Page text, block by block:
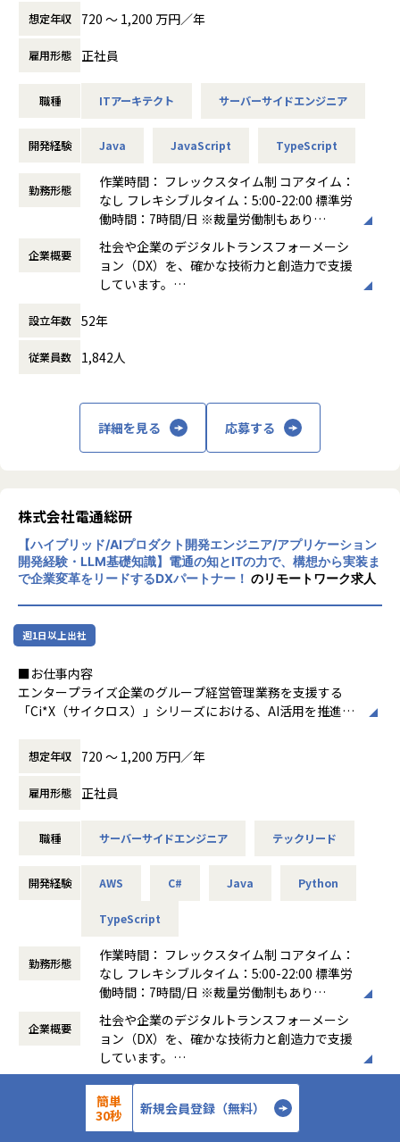
・iPLAssを利用する個別プロジェクトの支援
・iPLAss Cloud(※2)のサービス開発・提供
・その他、各プロジェクトの推進・品質向上に寄与する新規
製品・サービスの企画開発
※1：電通総研が主体となって開発するjavaベースのOSS ロ
金融機関、公共系、その他大手企業が提供するWebサー
※2：iPLAssをPaaSとして提供するサービスです。
・ローコード開発プラットフォームでありながらもエンター
プライズクラスの要件、複雑さに対応するための柔軟性・拡
張性を備えるものにするために、
技術力を磨くことができる
・自社開発の製品・プラットフォームなので、制約なくロー
レベルから自ら仕様・機能を策定し、開発を進めていくこと
・AWS等のクラウドが提供するサービス、各種業界標準仕様
(OIDC、WebAuthn、ODataなど)を汎化、使い勝手を飛躍的
に高める機能開発を通して、
ることができる
・大手企業の業務システムや一般コンシューマサービスの基
盤として利用されるプラットフォーム開発に携われる
■このポジションで目指せるキャリア
・ご本人の希望と適性により、アーキテクト、プロダクトオ
ーナー、プロダクトマネージャー、プロジェクトマネージャ
ーなどのキャリアを選択可能です。
・開発好きの方であれば、自ら製品企画し、プロダクトオー
ナー兼開発者として長く活躍することができます。
■組織の雰囲気
用性、それらをどのようにiPLAssや各プロジェクトに適用で
自らの手で実装・適用・検証するプロセスを回していま
・製品開発プロセスはアジャイルであり、階層構造ではなく
メンバーそれぞれが責任・裁量をもって推進しています。
■部門の組織・事業ビジョン/ミッション
クロスイノベーション本部 サービスプラットフォームセンタ
ーは、多様な業種・業界の顧客の事業課題を解決するべく、
プライムベンダーとして上流工程からアーキテクティング、
エンジニアリング、保守・運用までをワンストップで提供し
私たちのミッションは顧客への継続的な高付加価値の提供で
あり、顧客プロジェクトを支える製品やプラットフォームサ
ービスの提供はもとより、
複雑様化する顧客課題、短期化するデリバリーサイクル、旺
想定年収 720 〜 1,200 万円／年
雇用形態 正社員
職種 ITアーキテクト サーバーサイドエンジニア
開発経験 Java JavaScript TypeScript
勤務形態
作業時間： フレックスタイム制 コアタイム：
なし フレキシブルタイム：5:00-22:00 標準労
働時間：7時間/日 ※裁量労働制もあり
働き方：フルフレックス制
時間外労働の有無： 有（月平均10時間～30
時間）
休憩時間： 60分
企業概要
社会や企業のデジタルトランスフォーメーシ
ョン（DX）を、確かな技術力と創造力で支援
しています。
関や製造業のトップクラスの企業と直接取引
ョンを提供しています。
設立年数 52年
従業員数 1,842人
詳細を見る 応募する
株式会社電通総研
【ハイブリッド/AIプロダクト開発エンジニア/アプリケーション
開発経験・LLM基礎知識】電通の知とITの力で、構想から実装ま
で企業変革をリードするDXパートナー！ のリモートワーク求人
週1日以上出社
■お仕事内容
エンタープライズ企業のグループ経営管理業務を支援する
「Ci*X（サイクロス）」シリーズにおける、AI活用を推進す
LLMやエージェントなどのAI技術を組み合わせて活用した新
しい製品開発プロジェクトに、初期フェーズからご参画いた
だけます。
数名規模のアジャイル開発チームで、コミュニケーションを
う業務を、AIの力で一変させるという野心的な取り組みに、
・ステークホルダーからの要求収集、要件定義、折衝
・AI関連技術に関する情報収集、調査、PoC
・仕様や実現方式の検討、設計、実装
・AIを活用した開発、テスト
■このポジションの魅力
・AI技術そのものに対する経験が浅い場合でも、有識者の支
援を受けながら、段階的に成長していくことが可能です
・新技術の活用によって、良いプロダクトを作り、ユーザー
想定年収 720 〜 1,200 万円／年
雇用形態 正社員
職種 サーバーサイドエンジニア テックリード
開発経験 AWS C# Java Python
TypeScript
勤務形態
作業時間： フレックスタイム制 コアタイム：
なし フレキシブルタイム：5:00-22:00 標準労
働時間：7時間/日 ※裁量労働制もあり
働き方：フルフレックス制
時間外労働の有無： 有（月平均10時間～30
時間）
休憩時間： 60分
企業概要
社会や企業のデジタルトランスフォーメーシ
ョン（DX）を、確かな技術力と創造力で支援
しています。
先進的な情報技術をベースに、日本の金融機
関や製造業のトップクラスの企業と直接取引
し、事業環境の変化に呼応するITソリューシ
ョンを提供しています。
52年
1,842人
簡単
30秒
新規会員登録（無料）